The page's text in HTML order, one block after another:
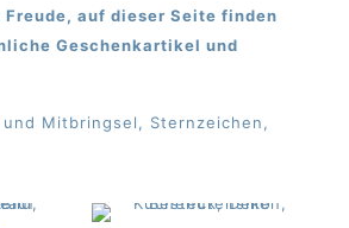
Freude, auf dieser Seite finden
Geschenkartikel und
Mitbringsel, Sternzeichen,